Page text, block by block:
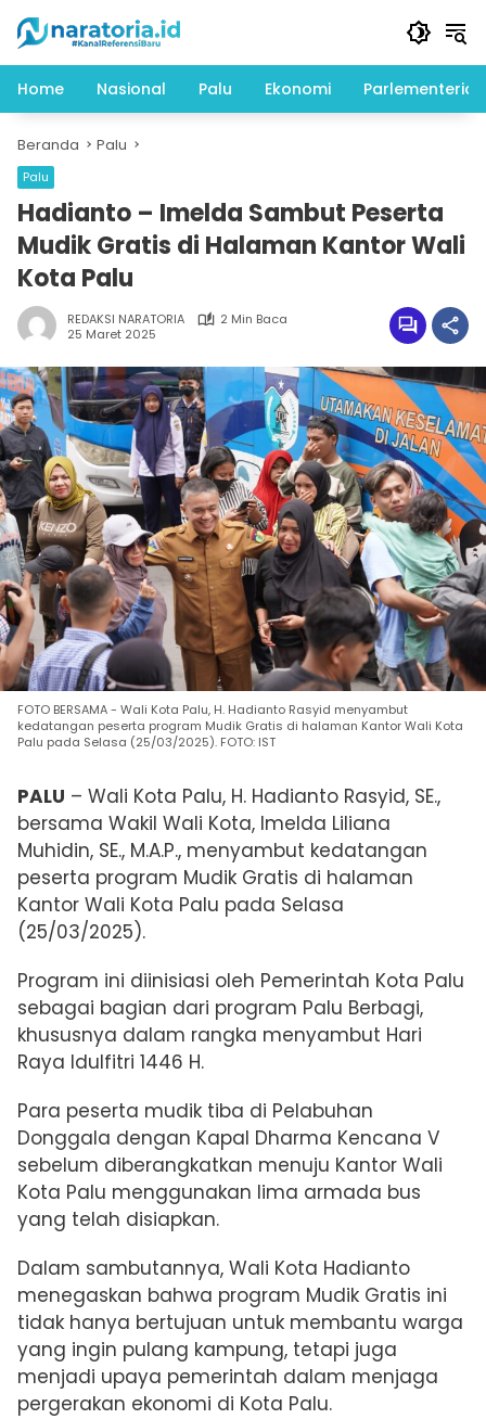
konten
Home
Nasional Palu Ekonomi Parlementeria
Beranda Palu
Palu
Hadianto – Imelda Sambut Peserta
Mudik Gratis di Halaman Kantor Wali
Kota Palu
REDAKSI NARATORIA
2 Min Baca
25 Maret 2025
FOTO BERSAMA - Wali Kota Palu, H. Hadianto Rasyid menyambut
kedatangan peserta program Mudik Gratis di halaman Kantor Wali Kota
Palu pada Selasa (25/03/2025). FOTO: IST
PALU – Wali Kota Palu, H. Hadianto Rasyid, SE.,
bersama Wakil Wali Kota, Imelda Liliana
Muhidin, SE., M.A.P., menyambut kedatangan
peserta program Mudik Gratis di halaman
Kantor Wali Kota Palu pada Selasa
(25/03/2025).
Program ini diinisiasi oleh Pemerintah Kota Palu
sebagai bagian dari program Palu Berbagi,
khususnya dalam rangka menyambut Hari
Raya Idulfitri 1446 H.
Para peserta mudik tiba di Pelabuhan
Donggala dengan Kapal Dharma Kencana V
sebelum diberangkatkan menuju Kantor Wali
Kota Palu menggunakan lima armada bus
yang telah disiapkan.
Dalam sambutannya, Wali Kota Hadianto
menegaskan bahwa program Mudik Gratis ini
tidak hanya bertujuan untuk membantu warga
yang ingin pulang kampung, tetapi juga
menjadi upaya pemerintah dalam menjaga
pergerakan ekonomi di Kota Palu.